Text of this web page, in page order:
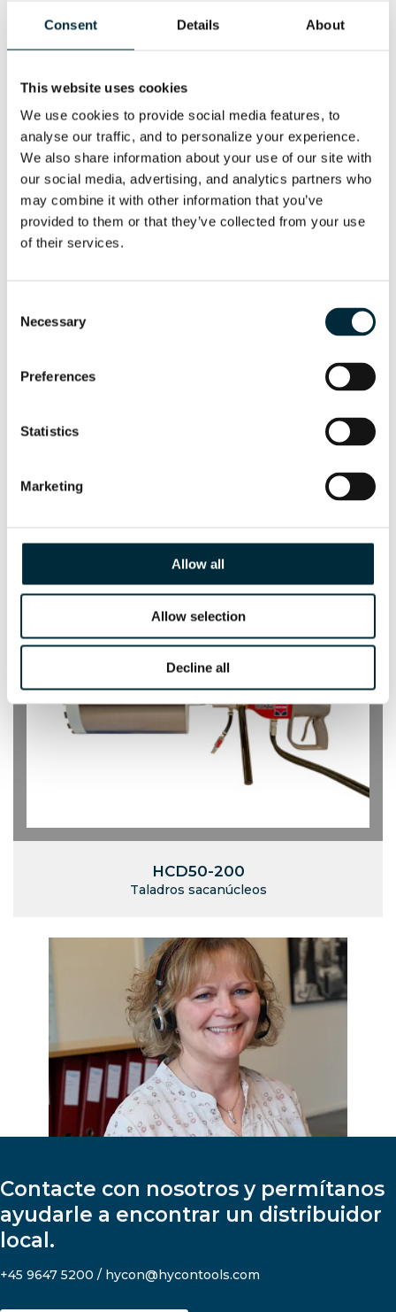
Consent Details About
This website uses cookies
We use cookies to provide social media features, to
analyse our traffic, and to personalize your experience.
We also share information about your use of our site with
our social media, advertising, and analytics partners who
may combine it with other information that you’ve
provided to them or that they’ve collected from your use
of their services.
Selection
Necessary
Preferences
Statistics
Marketing
Allow all
Allow selection
Decline all
DESCARGA
FOLLETO DEL TALADRO SACATESTIGOS HYCON
Folleto del taladro sacatestigos
Oil Flow Divider ES
HCD50-200
Taladros sacanúcleos
Contacte con nosotros y permítanos
ayudarle a encontrar un distribuidor
local.
+45 9647 5200 / hycon@hycontools.com